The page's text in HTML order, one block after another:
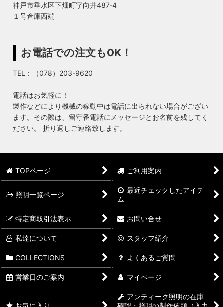
神戸市垂水区下畑町字向井487-4
１号倉庫西端
お電話での注文もOK！
TEL：（078）203-9620
電話はお気軽に！
製作などにより機械の稼動中は電話に出られない場合がござい
ます。その際は、留守番電話にメッセージとお名前を残してく
ださい。 折り返しご連絡致します。
TOPページ ご利用案内
照明一覧ページ
最近チェックしたアイテ
ム
特定商取引法表示 お問い合せ
私達について スタッフ紹介
COLLECTIONS よくあるご質問
営業日のご案内 マイページ
アンティーク照明の在庫